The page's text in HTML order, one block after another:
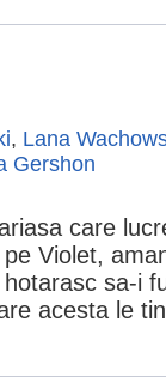
, Lana
Gershon
care
Violet,
sa-i
acesta le